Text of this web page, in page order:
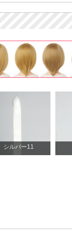
シルバー11